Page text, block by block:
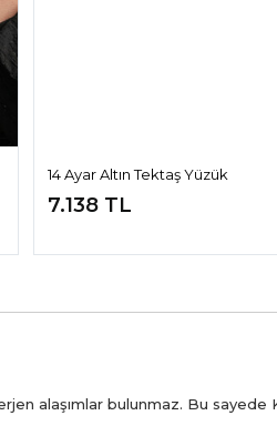
14 Ayar Altın Tektaş Yüzük
7.138 TL
alaşımlar bulunmaz. Bu sayede